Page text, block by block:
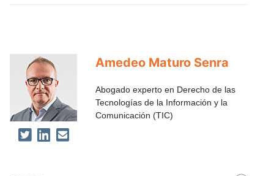
Amedeo Maturo Senra
Abogado experto en Derecho de las
Tecnologías de la Información y la
Comunicación (TIC)